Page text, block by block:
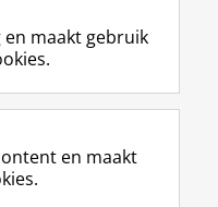
n
s
i
o
maakt gebruik
en maakt